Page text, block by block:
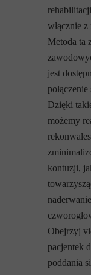
włącznie
Metoda ta
jest
Dzięki
możemy
kontuzji,
Obejrzyj
pacjentek
poddania